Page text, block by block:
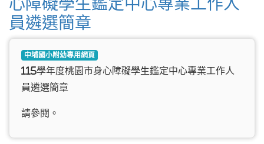
員遴選簡章
中埔國小附幼專用網頁
115學年度桃園市身心障礙學生鑑定中心專業工作人
員遴選簡章
請參閱。